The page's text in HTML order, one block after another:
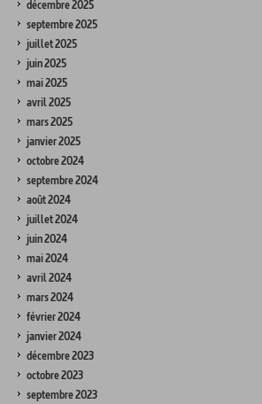
décembre 2025
septembre 2025
juillet 2025
juin 2025
mai 2025
avril 2025
mars 2025
janvier 2025
octobre 2024
septembre 2024
août 2024
juillet 2024
juin 2024
mai 2024
avril 2024
mars 2024
février 2024
janvier 2024
décembre 2023
octobre 2023
septembre 2023